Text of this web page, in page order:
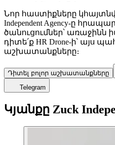
Նոր հաստիքները
Independent Agency-ը
ծանուցումներ՝ առաջինն
դիտե՛ք HR Drone-ի՝ այս
աշխատանքները։
Դիտել բոլոր աշխատանքները
Telegram
Կյանքը Zuck